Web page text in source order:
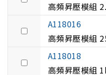
高頻昇壓模組
A118016
高頻昇壓模組
A118018
高頻昇壓模組